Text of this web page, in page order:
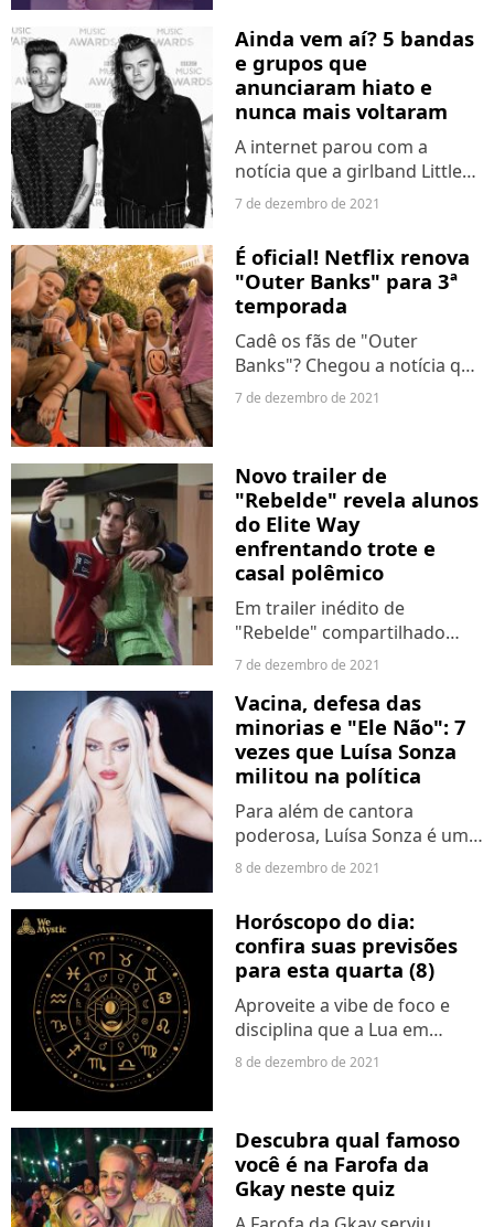
de uma troca cultural incrível
e hits chicletes, os 18
membros são grandes
inspirações...
Ainda vem aí? 5 bandas
e grupos que
anunciaram hiato e
nunca mais voltaram
A internet parou com a
notícia que a girlband Little
Mix entraria em hiato depois
juntas. Isso fez com que
muites especulassem se esse
realmente seria o fim...
7 de dezembro de 2021
É oficial! Netflix renova
"Outer Banks" para 3ª
temporada
Cadê os fãs de "Outer
Banks"? Chegou a notícia que
todos estavam esperando! A
série retorna para sua 3ª
temporada. "Hoje os...
7 de dezembro de 2021
Novo trailer de
"Rebelde" revela alunos
do Elite Way
enfrentando trote e
casal polêmico
Em trailer inédito de
"Rebelde" compartilhado
pela Netflix, o fãs do reboot
conhecer um pouquinho
mais sobre a personalidade
de cada personagem,
surgimento...
7 de dezembro de 2021
Vacina, defesa das
minorias e "Ele Não": 7
vezes que Luísa Sonza
militou na política
Para além de cantora
poderosa, Luísa Sonza é uma
das grandes vozes quando o
de 23 anos não tem medo de
se posicionar e militar, apesar
de às vezes receber...
8 de dezembro de 2021
Horóscopo do dia:
confira suas previsões
para esta quarta (8)
Aproveite a vibe de foco e
disciplina que a Lua em
conjunção com Saturno traz
também está no ar por causa
da quadratura entre Marte...
8 de dezembro de 2021
Descubra qual famoso
você é na Farofa da
Gkay neste quiz